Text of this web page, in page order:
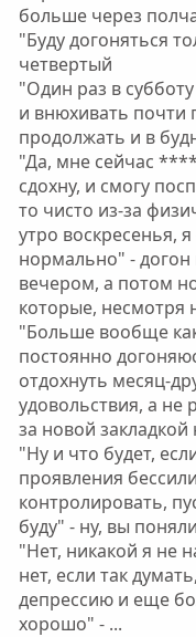
больше через
"Буду догоняться
четвертый
"Один раз в
и внюхивать почти
продолжать и в
"Да, мне сейчас
сдохну, и смогу
то чисто из-за
утро воскресенья,
нормально" -
вечером, а потом
которые, несмотря
"Больше вообще
постоянно
отдохнуть месяц-
удовольствия, а не
за новой
"Ну и что будет,
проявления
контролировать,
буду" - ну, вы поняли
"Нет, никакой я не
нет, если так
депрессию и еще
хорошо" - ...